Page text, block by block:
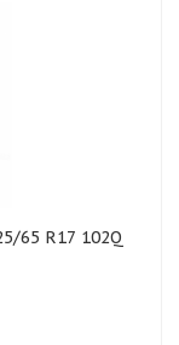
65 R17 102Q